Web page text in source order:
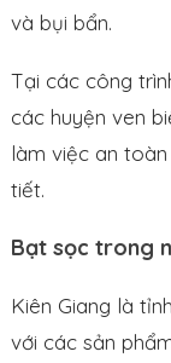
và bụi bẩn.
Tại các công
các huyện ven
làm việc an
tiết.
Bạt sọc trong
Kiên Giang là
với các sản